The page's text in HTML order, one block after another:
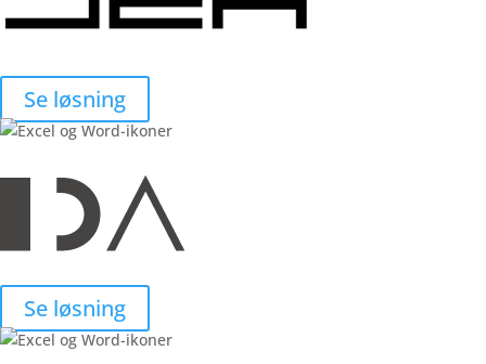
Se løsning
Se løsning